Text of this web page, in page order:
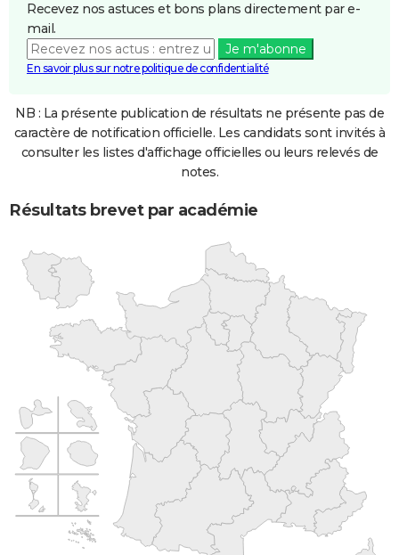
Recevez nos astuces et bons plans directement par e-
mail.
Je m'abonne
En savoir plus sur notre politique de confidentialité
NB : La présente publication de résultats ne présente pas de
caractère de notification officielle. Les candidats sont invités à
consulter les listes d'affichage officielles ou leurs relevés de
notes.
Résultats brevet par académie